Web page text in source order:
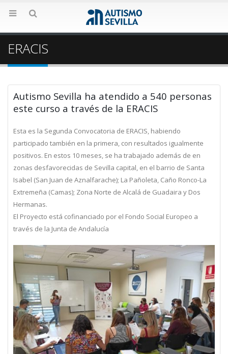
ERACIS
Autismo Sevilla ha atendido a 540 personas
este curso a través de la ERACIS
Esta es la Segunda Convocatoria de ERACIS, habiendo
participado también en la primera, con resultados igualmente
positivos. En estos 10 meses, se ha trabajado además de en
zonas desfavorecidas de Sevilla capital, en el barrio de Santa
Isabel (San Juan de Aznalfarache); La Pañoleta, Caño Ronco-La
Extremeña (Camas); Zona Norte de Alcalá de Guadaira y Dos
Hermanas.
El Proyecto está cofinanciado por el Fondo Social Europeo a
través de la Junta de Andalucía